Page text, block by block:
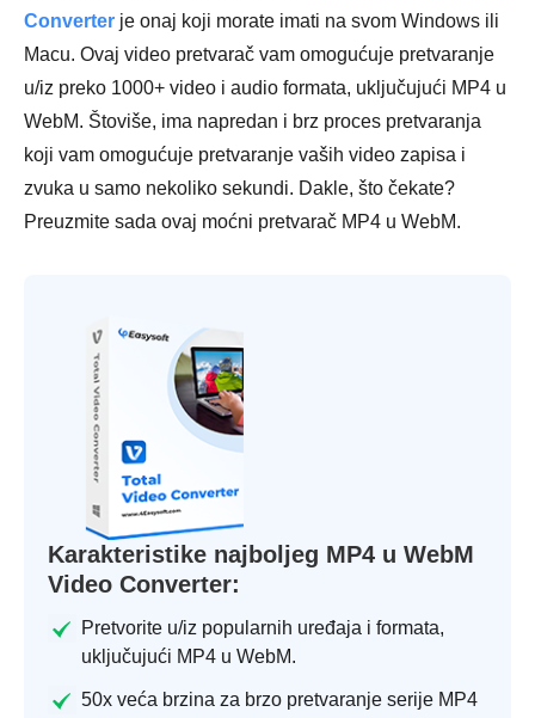
Converter je onaj koji morate imati na svom Windows ili
Macu. Ovaj video pretvarač vam omogućuje pretvaranje
u/iz preko 1000+ video i audio formata, uključujući MP4 u
WebM. Štoviše, ima napredan i brz proces pretvaranja
koji vam omogućuje pretvaranje vaših video zapisa i
zvuka u samo nekoliko sekundi. Dakle, što čekate?
Preuzmite sada ovaj moćni pretvarač MP4 u WebM.
Karakteristike najboljeg MP4 u WebM
Video Converter:
Pretvorite u/iz popularnih uređaja i formata,
uključujući MP4 u WebM.
50x veća brzina za brzo pretvaranje serije MP4